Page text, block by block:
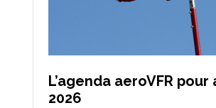
L’agenda aeroVFR pour
2026